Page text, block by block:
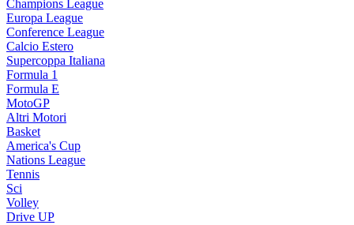
Champions League
Europa League
Conference League
Calcio Estero
Supercoppa Italiana
Formula 1
Formula E
MotoGP
Altri Motori
Basket
America's Cup
Nations League
Tennis
Sci
Volley
Drive UP